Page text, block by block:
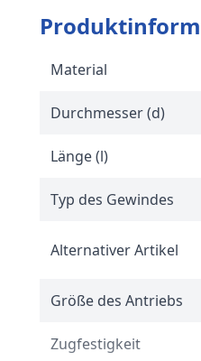
Material
Durchmesser (d)
Länge (l)
Typ des Gewindes
Alternativer Artikel
Größe des Antriebs
Zugfestigkeit